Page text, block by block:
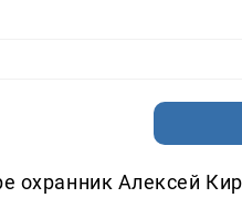
охранник Алексей